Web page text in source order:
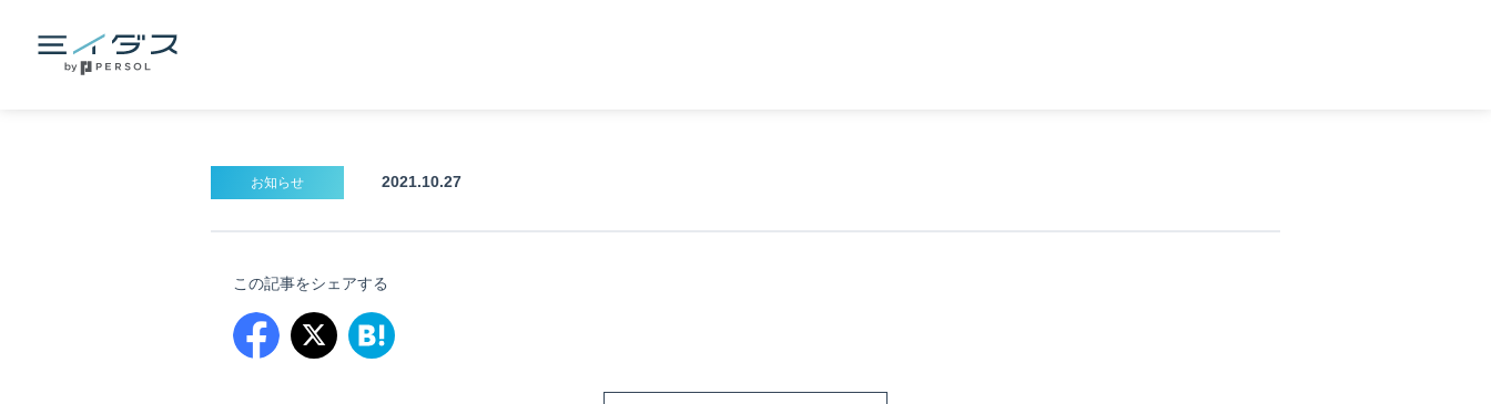
お知らせ 2021.10.27
この記事をシェアする